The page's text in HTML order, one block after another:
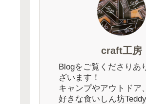
craft工房
Blogをご覧くださりあ
ざいます！
キャンプやアウトドア
好きな食いしん坊